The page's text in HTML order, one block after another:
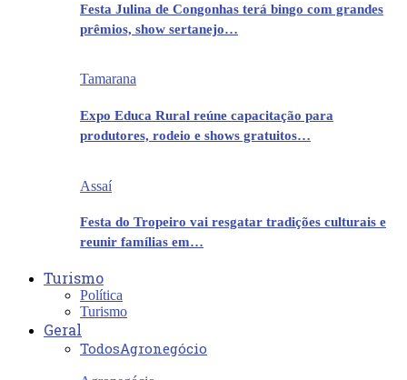
Festa Julina de Congonhas terá bingo com grandes
prêmios, show sertanejo…
Tamarana
Expo Educa Rural reúne capacitação para
produtores, rodeio e shows gratuitos…
Assaí
Festa do Tropeiro vai resgatar tradições culturais e
reunir famílias em…
Turismo
Política
Turismo
Geral
TodosAgronegócio